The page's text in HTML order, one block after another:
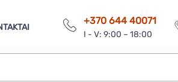
+370 644 40071
I - V: 9:00 – 18:00